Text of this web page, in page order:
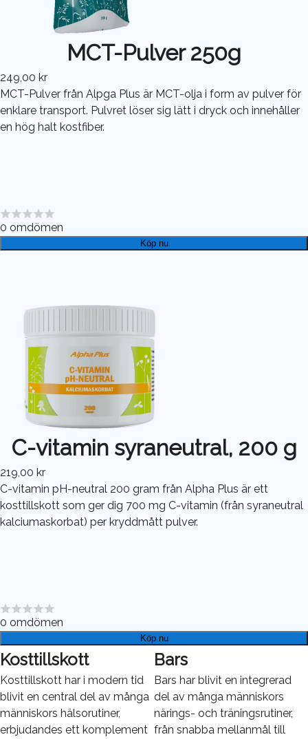
MCT-Pulver 250g
249,00 kr
MCT-Pulver från Alpga Plus är MCT-olja i form av pulver för
enklare transport. Pulvret löser sig lätt i dryck och innehåller
en hög halt kostfiber.
0 omdömen
Köp nu
C-vitamin syraneutral, 200 g
219,00 kr
C-vitamin pH-neutral 200 gram från Alpha Plus är ett
kosttillskott som ger dig 700 mg C-vitamin (från syraneutral
kalciumaskorbat) per kryddmått pulver.
0 omdömen
Köp nu
Kosttillskott
Kosttillskott har i modern tid
blivit en central del av många
människors hälsorutiner,
erbjudandes ett komplement
Bars
Bars har blivit en integrerad
del av många människors
närings- och träningsrutiner,
från snabba mellanmål till